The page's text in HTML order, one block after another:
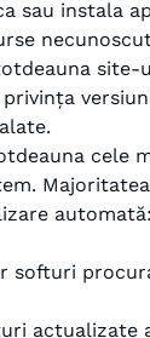
sau instala
site-
cele
softuri
actualizate